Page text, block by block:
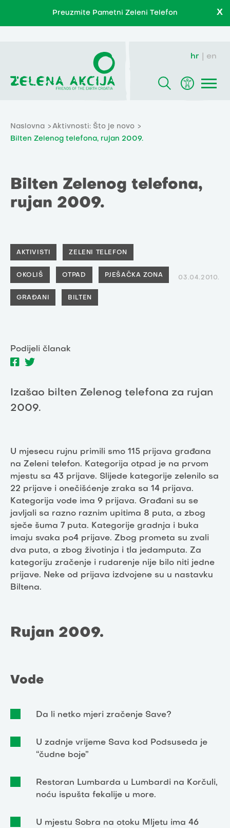
Preuzmite Pametni Zeleni Telefon X
hr en
Naslovna
Aktivnosti: Što je novo
Bilten Zelenog telefona, rujan 2009.
Bilten Zelenog telefona,
rujan 2009.
AKTIVISTI ZELENI TELEFON
OKOLIŠ OTPAD PJEŠAČKA ZONA
GRAĐANI BILTEN
03.04.2010.
Podijeli članak
Izašao bilten Zelenog telefona za rujan
2009.
U mjesecu rujnu primili smo 115 prijava građana
na Zeleni telefon. Kategorija otpad je na prvom
mjestu sa 43 prijave. Slijede kategorije zelenilo sa
22 prijave i onečišćenje zraka sa 14 prijava.
Kategorija vode ima 9 prijava. Građani su se
javljali sa razno raznim upitima 8 puta, a zbog
sječe šuma 7 puta. Kategorije gradnja i buka
imaju svaka po4 prijave. Zbog prometa su zvali
dva puta, a zbog životinja i tla jedamputa. Za
kategoriju zračenje i rudarenje nije bilo niti jedne
prijave. Neke od prijava izdvojene su u nastavku
Biltena.
Rujan 2009.
Vode
Da li netko mjeri zračenje Save?
U zadnje vrijeme Sava kod Podsuseda je
“čudne boje”
Restoran Lumbarda u Lumbardi na Korčuli,
noću ispušta fekalije u more.
U mjestu Sobra na otoku Mljetu ima 46